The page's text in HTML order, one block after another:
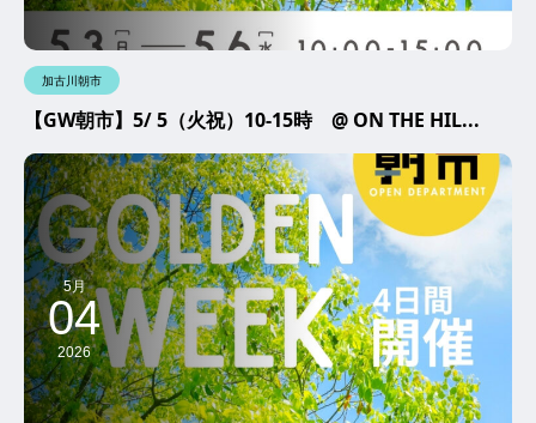
加古川朝市
【GW朝市】5/ 5（火祝）10-15時 @ ON THE HIL...
5月
04
2026